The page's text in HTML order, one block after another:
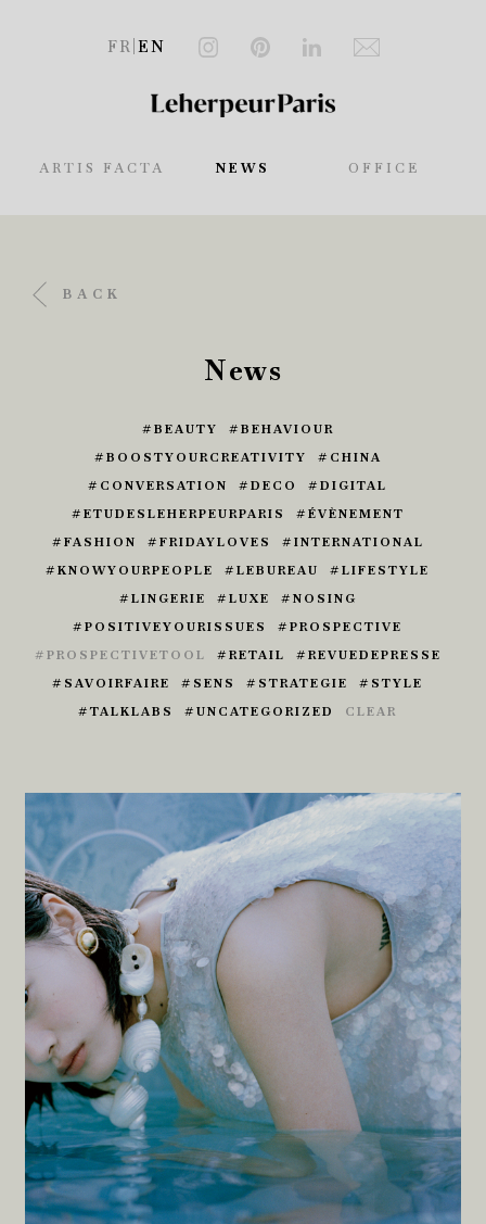
FR EN
NEWS OFFICE
ARTIS FACTA
BACK
News
BEAUTY
BEHAVIOUR
BOOSTYOURCREATIVITY
CHINA
CONVERSATION
DECO
DIGITAL
ETUDESLEHERPEURPARIS
ÉVÈNEMENT
FASHION
FRIDAYLOVES
INTERNATIONAL
KNOWYOURPEOPLE
LEBUREAU
LIFESTYLE
LINGERIE
LUXE
NOSING
POSITIVEYOURISSUES
PROSPECTIVE
PROSPECTIVETOOL
RETAIL
REVUEDEPRESSE
SAVOIRFAIRE
SENS STRATEGIE
STYLE
TALKLABS
UNCATEGORIZED CLEAR